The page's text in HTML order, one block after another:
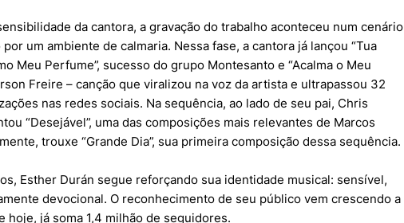
da cantora, a gravação do trabalho aconteceu num cenário
um ambiente de calmaria. Nessa fase, a cantora já lançou “Tua
Meu Perfume”, sucesso do grupo Montesanto e “Acalma o Meu
Freire – canção que viralizou na voz da artista e ultrapassou 32
nas redes sociais. Na sequência, ao lado de seu pai, Chris
“Desejável”, uma das composições mais relevantes de Marcos
trouxe “Grande Dia”, sua primeira composição dessa sequência.
Esther Durán segue reforçando sua identidade musical: sensível,
devocional. O reconhecimento de seu público vem crescendo a
hoje, já soma 1,4 milhão de seguidores.